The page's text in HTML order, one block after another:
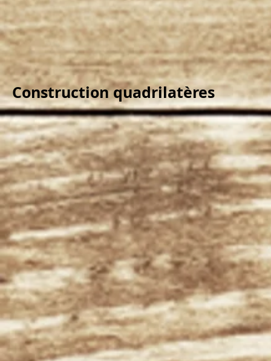
Construction quadrilatères